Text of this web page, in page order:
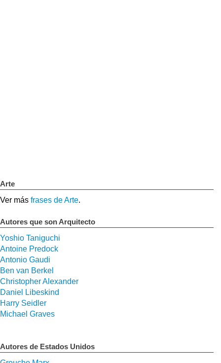
Arte
Ver más frases de Arte.
Autores que son Arquitecto
Yoshio Taniguchi
Antoine Predock
Antonio Gaudi
Ben van Berkel
Christopher Alexander
Daniel Libeskind
Harry Seidler
Michael Graves
Autores de Estados Unidos